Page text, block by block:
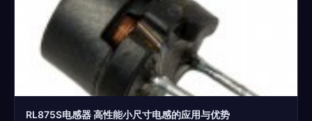
RL875S电感器 高性能小尺寸电感的应用与优势